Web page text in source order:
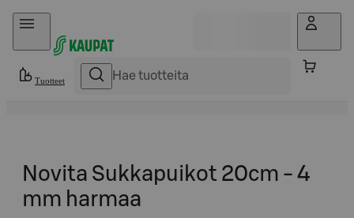
Hyppää sisältöön
Tuotteet
Novita Sukkapuikot 20cm - 4
mm harmaa